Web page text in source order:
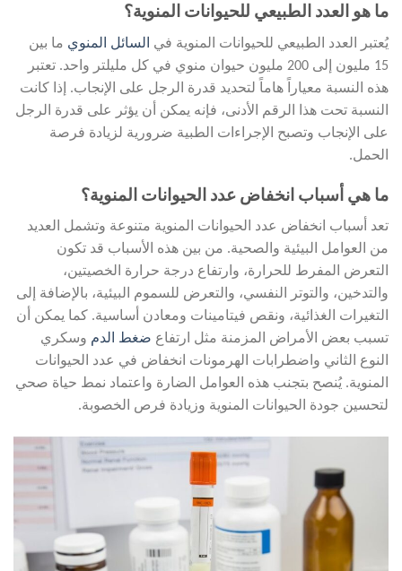
ما هو العدد الطبيعي للحيوانات المنوية؟
يُعتبر العدد الطبيعي للحيوانات المنوية في السائل المنوي ما بين
15 مليون إلى 200 مليون حيوان منوي في كل مليلتر واحد. تعتبر
هذه النسبة معياراً هاماً لتحديد قدرة الرجل على الإنجاب. إذا كانت
النسبة تحت هذا الرقم الأدنى، فإنه يمكن أن يؤثر على قدرة الرجل
على الإنجاب وتصبح الإجراءات الطبية ضرورية لزيادة فرصة
الحمل.
ما هي أسباب انخفاض عدد الحيوانات المنوية؟
تعد أسباب انخفاض عدد الحيوانات المنوية متنوعة وتشمل العديد
من العوامل البيئية والصحية. من بين هذه الأسباب قد تكون
التعرض المفرط للحرارة، وارتفاع درجة حرارة الخصيتين،
والتدخين، والتوتر النفسي، والتعرض للسموم البيئية، بالإضافة إلى
التغيرات الغذائية، ونقص فيتامينات ومعادن أساسية. كما يمكن أن
تسبب بعض الأمراض المزمنة مثل ارتفاع ضغط الدم وسكري
النوع الثاني واضطرابات الهرمونات انخفاض في عدد الحيوانات
المنوية. يُنصح بتجنب هذه العوامل الضارة واعتماد نمط حياة صحي
لتحسين جودة الحيوانات المنوية وزيادة فرص الخصوبة.